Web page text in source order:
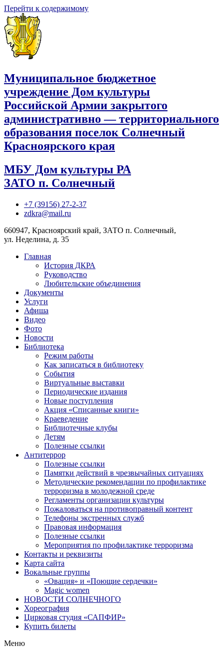
Перейти к содержимому
Муниципальное бюджетное
учреждение Дом культуры
Российской Армии закрытого
административно — территориального
образования поселок Солнечный
Красноярского края
МБУ Дом культуры РА
ЗАТО п. Солнечный
+7 (39156) 27-2-37
zdkra@mail.ru
660947, Красноярский край, ЗАТО п. Солнечный,
ул. Неделина, д. 35
Главная
История ДКРА
Руководство
Любительские объединения
Документы
Услуги
Афиша
Видео
Фото
Новости
Библиотека
Режим работы
Как записаться в библиотеку
События
Виртуальные выставки
Периодические издания
Новые поступления
Акция «Списанные книги»
Краеведение
Библиотечные клубы
Детям
Полезные ссылки
Антитеррор
Полезные ссылки
Памятки действий в чрезвычайных ситуациях
Методические рекомендации по профилактике
терроризма в молодежной среде
Регламенты организации культуры
Пожаловаться на противоправный контент
Телефоны экстренных служб
Правовая информация
Полезные ссылки
Мероприятия по профилактике терроризма
Контакты и реквизиты
Карта сайта
Вокальные группы
«Овация» и «Поющие сердечки»
Magic women
НОВОСТИ СОЛНЕЧНОГО
Хореография
Цирковая студия «САПФИР»
Купить билеты
Меню